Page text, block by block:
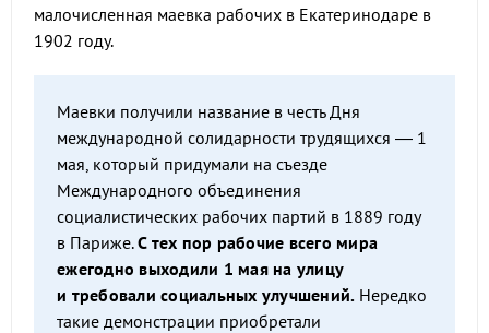
малочисленная маевка рабочих в Екатеринодаре в
1902 году.
Маевки получили название в честь Дня
международной солидарности трудящихся — 1
мая, который придумали на съезде
Международного объединения
социалистических рабочих партий в 1889 году
в Париже.С тех пор рабочие всего мира
ежегодно выходили 1 мая на улицу
и требовали социальных улучшений. Нередко
такие демонстрации приобретали